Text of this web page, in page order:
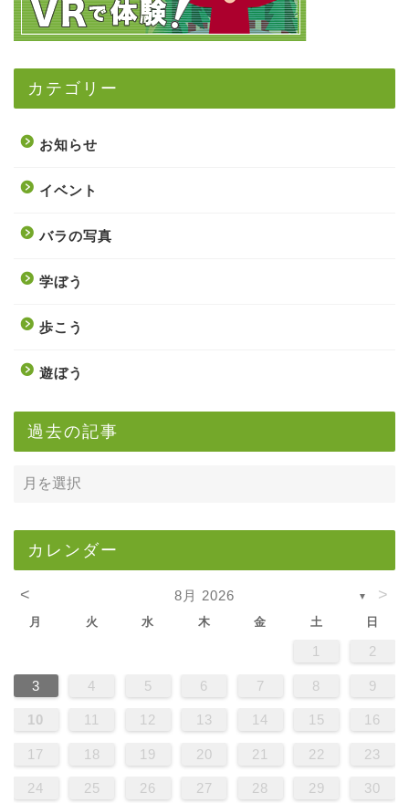
カテゴリー
お知らせ
イベント
バラの写真
学ぼう
歩こう
遊ぼう
過去の記事
カレンダー
< 8月 2026 ▼ >
月 火 水 木 金 土 日
1 2
3 4 5 6 7 8 9
10 11 12 13 14 15 16
17 18 19 20 21 22 23
24 25 26 27 28 29 30